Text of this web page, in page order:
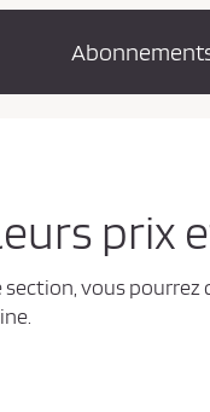
prix
section, vous